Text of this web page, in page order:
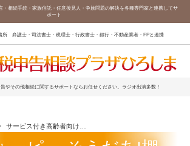
・相続手続・家族信託・任意後見人・争族問題の解決を各種専門家と連携してサ
ポート
所 弁護士・司法書士・税理士・行政書士・銀行・不動産業者・FPと連携
やその他相続に関するサポートならお任せください。ラジオ出演多数！
サービス付き高齢者向け住宅に入居したら、小規模宅地等